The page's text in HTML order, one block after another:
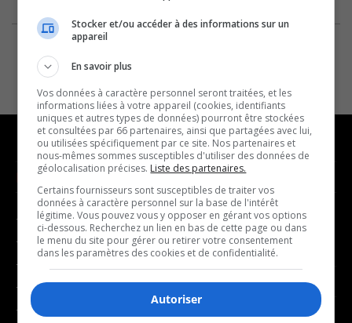
NOUVELLES
- Affaires municipales
- Communauté / Social
- Culture
- Économie
- Éducation
MUSIQUE
- Décompte franco
- Joué récemment
BALADOS
Stocker et/ou accéder à des informations sur un
appareil
En savoir plus
Vos données à caractère personnel seront traitées, et les
informations liées à votre appareil (cookies, identifiants
uniques et autres types de données) pourront être stockées
et consultées par 66 partenaires, ainsi que partagées avec lui,
ou utilisées spécifiquement par ce site. Nos partenaires et
nous-mêmes sommes susceptibles d'utiliser des données de
géolocalisation précises. Liste des partenaires.
Certains fournisseurs sont susceptibles de traiter vos
données à caractère personnel sur la base de l'intérêt
légitime. Vous pouvez vous y opposer en gérant vos options
ci-dessous. Recherchez un lien en bas de cette page ou dans
le menu du site pour gérer ou retirer votre consentement
dans les paramètres des cookies et de confidentialité.
Autoriser